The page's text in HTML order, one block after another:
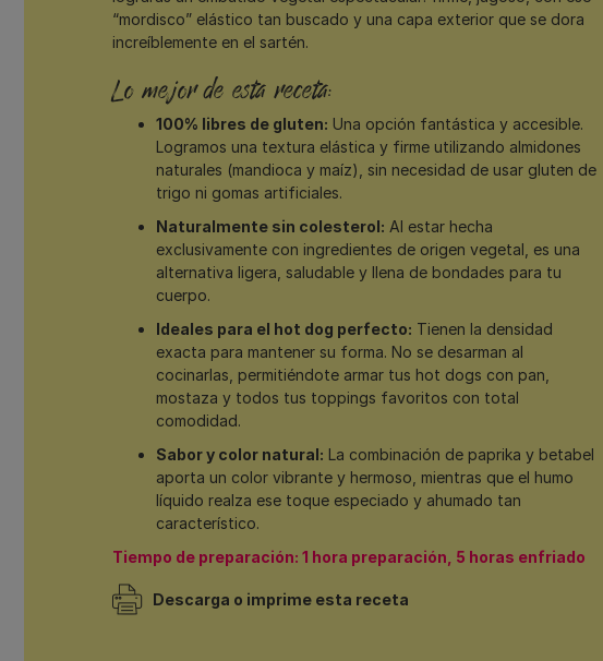
“mordisco” elástico tan buscado y una capa exterior que se dora
increíblemente en el sartén.
Lo mejor de esta receta:
100% libres de gluten: Una opción fantástica y accesible.
Logramos una textura elástica y firme utilizando almidones
naturales (mandioca y maíz), sin necesidad de usar gluten de
trigo ni gomas artificiales.
Naturalmente sin colesterol: Al estar hecha
exclusivamente con ingredientes de origen vegetal, es una
alternativa ligera, saludable y llena de bondades para tu
cuerpo.
Ideales para el hot dog perfecto: Tienen la densidad
exacta para mantener su forma. No se desarman al
cocinarlas, permitiéndote armar tus hot dogs con pan,
mostaza y todos tus toppings favoritos con total
comodidad.
Sabor y color natural: La combinación de paprika y betabel
aporta un color vibrante y hermoso, mientras que el humo
líquido realza ese toque especiado y ahumado tan
característico.
Tiempo de preparación: 1 hora preparación, 5 horas enfriado
Descarga o imprime esta receta